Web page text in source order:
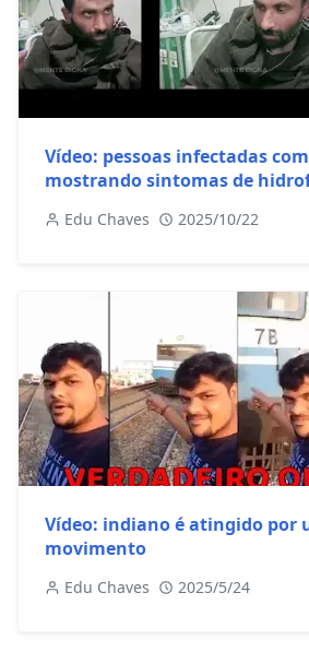
Vídeo: pessoas infectadas
mostrando sintomas de
Edu Chaves 2025/10/22
Vídeo: indiano é atingido por
movimento
Edu Chaves 2025/5/24